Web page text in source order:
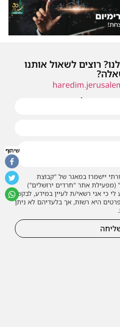
רוצים לשאול אותנו
ונחזור אליכם בהקדם
יישמרו במאגר של "קבוצת
(מפעילת אתר "חרדים ירושלים")
לי כי אני רשאי/ת לעיין במידע, לבקש
היא רשות, אך בלעדיהם לא ניתן
.
שיתוף